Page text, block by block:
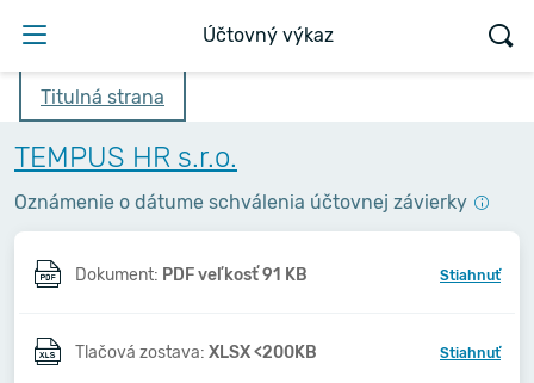
Účtovný výkaz
Titulná strana
TEMPUS HR s.r.o.
Oznámenie o dátume schválenia účtovnej závierky
Dokument: PDF veľkosť 91 KB Stiahnuť
Tlačová zostava: XLSX <200KB Stiahnuť